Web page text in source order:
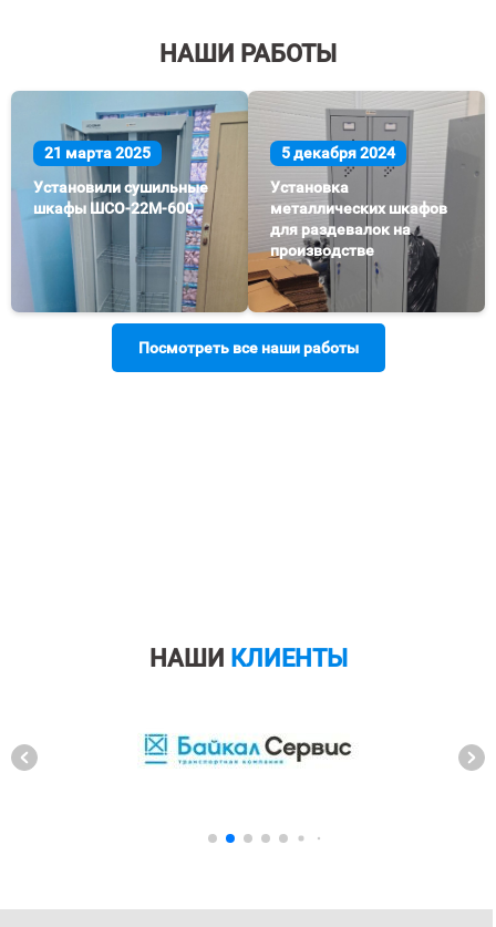
НАШИ РАБОТЫ
21 марта 2025
Установили сушильные
шкафы ШСО-22М-600
5 декабря 2024
Установка
металлических шкафов
для раздевалок на
производстве
Посмотреть все наши работы
НАШИ КЛИЕНТЫ